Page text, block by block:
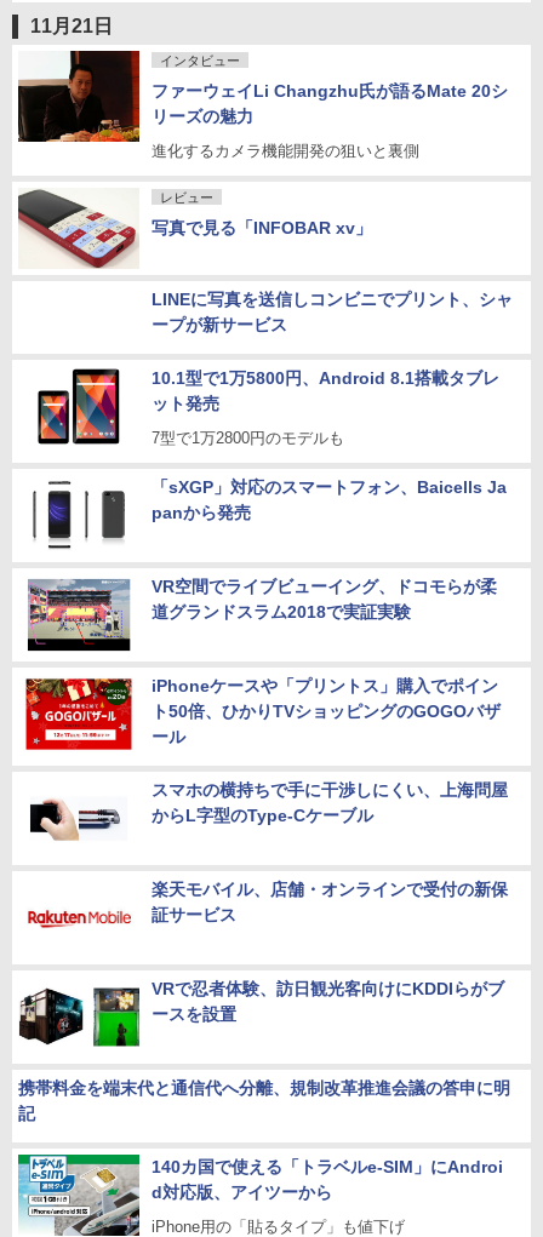
11月21日
インタビュー
ファーウェイLi Changzhu氏が語るMate 20シ
リーズの魅力
進化するカメラ機能開発の狙いと裏側
レビュー
写真で見る「INFOBAR xv」
LINEに写真を送信しコンビニでプリント、シャ
ープが新サービス
10.1型で1万5800円、Android 8.1搭載タブレ
ット発売
7型で1万2800円のモデルも
「sXGP」対応のスマートフォン、Baicells Ja
panから発売
VR空間でライブビューイング、ドコモらが柔
道グランドスラム2018で実証実験
iPhoneケースや「プリントス」購入でポイン
ト50倍、ひかりTVショッピングのGOGOバザ
ール
スマホの横持ちで手に干渉しにくい、上海問屋
からL字型のType-Cケーブル
楽天モバイル、店舗・オンラインで受付の新保
証サービス
VRで忍者体験、訪日観光客向けにKDDIらがブ
ースを設置
携帯料金を端末代と通信代へ分離、規制改革推進会議の答申に明
記
140カ国で使える「トラベルe-SIM」にAndroi
d対応版、アイツーから
iPhone用の「貼るタイプ」も値下げ